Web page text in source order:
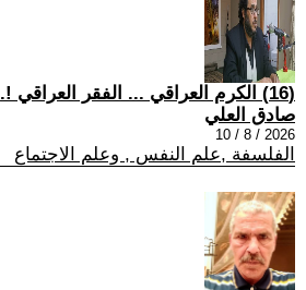
(16) الكرم العراقي ... الفقر العراقي !.
صادق العلي
2026 / 8 / 10
الفلسفة ,علم النفس , وعلم الاجتماع